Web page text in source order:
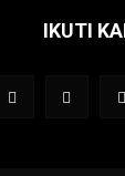
IKUTI